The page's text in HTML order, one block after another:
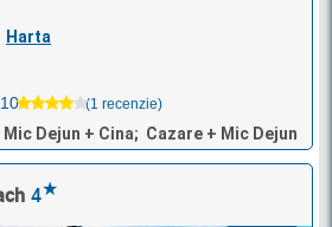
Harta
(1 recenzie)
Dejun + Cina; Cazare + Mic Dejun
4★